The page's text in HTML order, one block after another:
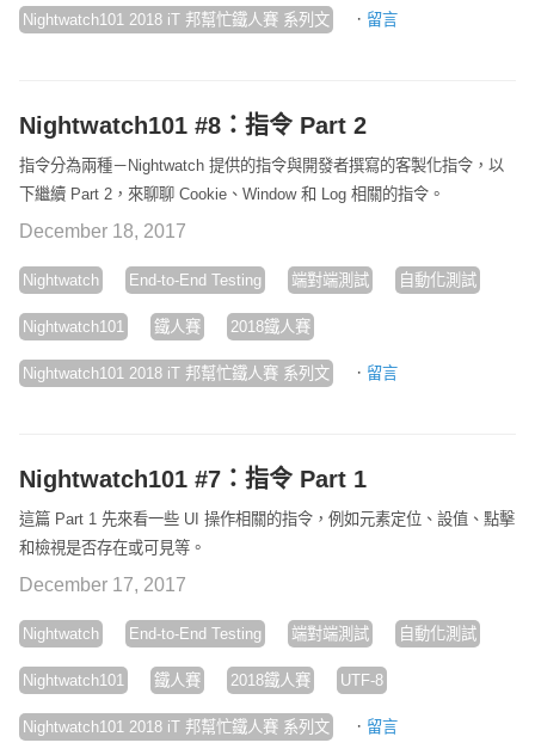
Nightwatch101 2018 iT 邦幫忙鐵人賽 系列文 · 留言
Nightwatch101 #8：指令 Part 2
指令分為兩種－Nightwatch 提供的指令與開發者撰寫的客製化指令，以
下繼續 Part 2，來聊聊 Cookie、Window 和 Log 相關的指令。
December 18, 2017
Nightwatch End-to-End Testing 端對端測試 自動化測試
Nightwatch101 鐵人賽 2018鐵人賽
Nightwatch101 2018 iT 邦幫忙鐵人賽 系列文 · 留言
Nightwatch101 #7：指令 Part 1
這篇 Part 1 先來看一些 UI 操作相關的指令，例如元素定位、設值、點擊
和檢視是否存在或可見等。
December 17, 2017
Nightwatch End-to-End Testing 端對端測試 自動化測試
Nightwatch101 鐵人賽 2018鐵人賽 UTF-8
Nightwatch101 2018 iT 邦幫忙鐵人賽 系列文 · 留言